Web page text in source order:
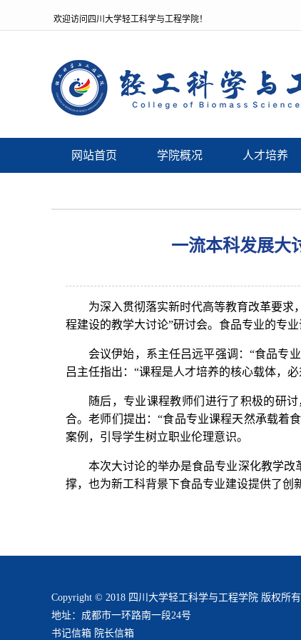
欢迎访问四川大学轻工科学与工程学院！
网站首页 学院概况 人才培养
一流本科发展大
为深入贯彻落实新时代高等教育改革要求
程建设的教学大讨论”研讨会。食品专业的专
会议伊始，系主任吕远平强调：“食品专
吕主任指出：“课程是人才培养的核心载体，
随后，专业课程教师们进行了积极的研
合。老师们提出：“食品专业课程天然承载着
案例，引导学生树立职业伦理意识。
本次大讨论的举办是食品专业深化教学
撑，也为新工科背景下食品专业建设提供了创
Copyright © 2018 四川大学轻工科学与工程学院 版权所有
地址：成都市一环路南一段24号
书记信箱 院长信箱